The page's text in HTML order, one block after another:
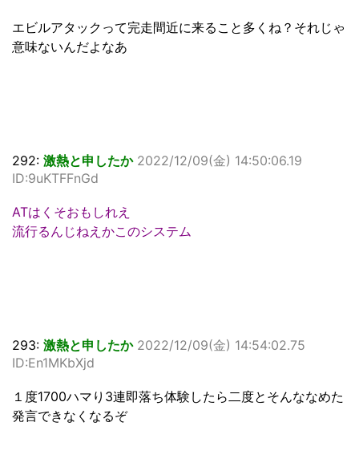
エビルアタックって完走間近に来ること多くね？それじゃ
意味ないんだよなあ
292: 激熱と申したか 2022/12/09(金) 14:50:06.19
ID:9uKTFFnGd
ATはくそおもしれえ
流行るんじねえかこのシステム
293: 激熱と申したか 2022/12/09(金) 14:54:02.75
ID:En1MKbXjd
１度1700ハマり3連即落ち体験したら二度とそんななめた
発言できなくなるぞ